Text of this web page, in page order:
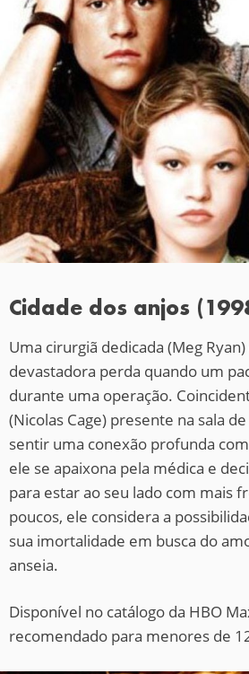
Cidade dos anjos
Uma cirurgiã dedicada (Meg
devastadora perda quando um
durante uma operação.
(Nicolas Cage) presente na sala
sentir uma conexão profunda
ele se apaixona pela médica e
para estar ao seu lado com mais
poucos, ele considera a
sua imortalidade em busca do
anseia.
Disponível no catálogo da HBO
recomendado para menores de